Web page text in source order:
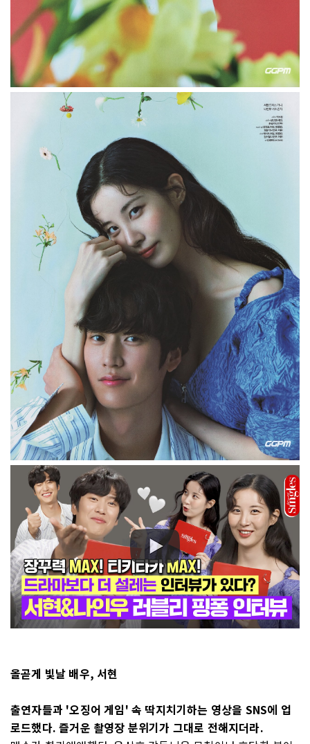
올곧게 빛날 배우, 서현
출연자들과 '오징어 게임' 속 딱지치기하는 영상을 SNS에 업
로드했다. 즐거운 촬영장 분위기가 그대로 전해지더라.